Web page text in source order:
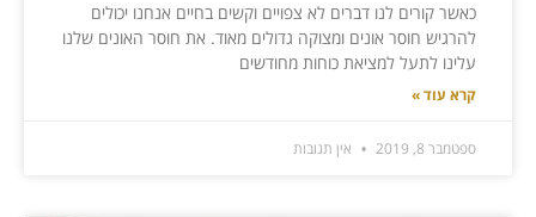
כאשר קורים לנו דברים לא צפויים וקשים בחיים אנחנו יכולים
להרגיש חוסר אונים ומצוקה גדולים מאוד. את חוסר האונים שלנו
עלינו לתעל למציאת כוחות מחודשים
קרא עוד »
ספטמבר 8, 2019 אין תגובות